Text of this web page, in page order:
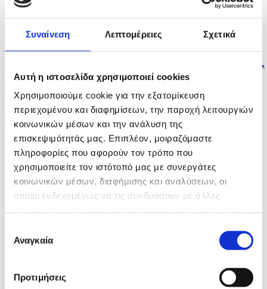
Συναίνεση Λεπτομέρειες Σχετικά
Αυτή η ιστοσελίδα χρησιμοποιεί cookies
Χρησιμοποιούμε cookie για την εξατομίκευση
περιεχομένου και διαφημίσεων, την παροχή λειτουργιών
κοινωνικών μέσων και την ανάλυση της
επισκεψιμότητάς μας. Επιπλέον, μοιραζόμαστε
πληροφορίες που αφορούν τον τρόπο που
χρησιμοποιείτε τον ιστότοπό μας με συνεργάτες
κοινωνικών μέσων, διαφήμισης και αναλύσεων, οι
οποίοι ενδεχομένως να τις συνδυάσουν με άλλες
των υπηρεσιών τους.
συγκατάθεσης
Αναγκαία
Προτιμήσεις
Πρώτο βήμα πρόκρισης στα πλέι οφ του Europa
League...
πριν 20 λεπτά
Η Ρωσία κατέρριψε 605 ουκρανικά drones κατά τη...
Υπό πλήρη έλεγχο δασική πυρκαγιά στον Άγιο
Ιωάννη...